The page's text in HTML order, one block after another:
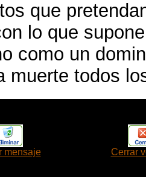
que
lo que
como un
muerte todos
mensaje Cerrar